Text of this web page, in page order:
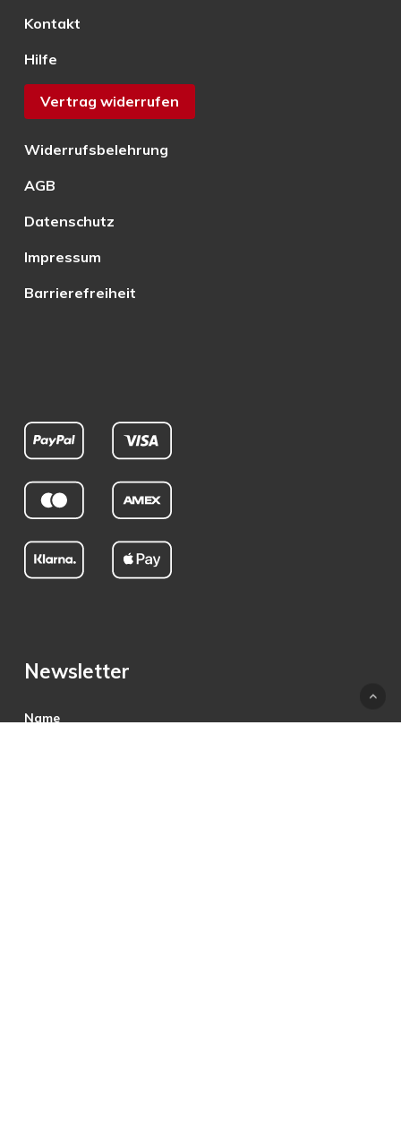
Kontakt
Hilfe
Vertrag widerrufen
Widerrufsbelehrung
AGB
Datenschutz
Impressum
Barrierefreiheit
Newsletter
Name